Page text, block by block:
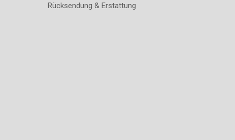
Rücksendung & Erstattung